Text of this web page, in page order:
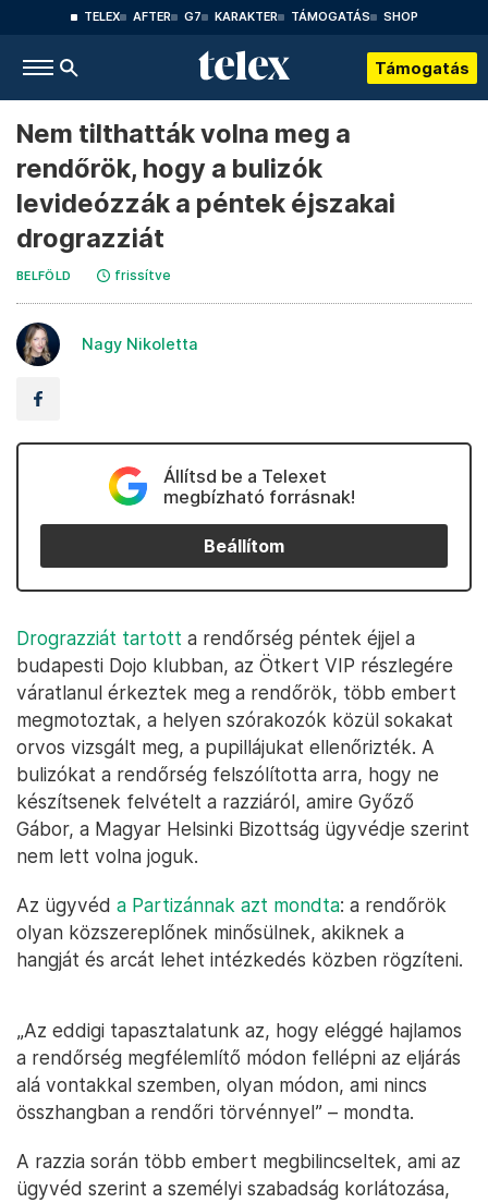
TELEX AFTER G7 KARAKTER TÁMOGATÁS SHOP
Támogatás
Nem tilthatták volna meg a
rendőrök, hogy a bulizók
levideózzák a péntek éjszakai
drograzziát
BELFÖLD frissítve
Nagy Nikoletta
Állítsd be a Telexet
megbízható forrásnak!
Beállítom
Drograzziát tartott a rendőrség péntek éjjel a
budapesti Dojo klubban, az Ötkert VIP részlegére
váratlanul érkeztek meg a rendőrök, több embert
megmotoztak, a helyen szórakozók közül sokakat
orvos vizsgált meg, a pupillájukat ellenőrizték. A
bulizókat a rendőrség felszólította arra, hogy ne
készítsenek felvételt a razziáról, amire Győző
Gábor, a Magyar Helsinki Bizottság ügyvédje szerint
nem lett volna joguk.
Az ügyvéd a Partizánnak azt mondta: a rendőrök
olyan közszereplőnek minősülnek, akiknek a
hangját és arcát lehet intézkedés közben rögzíteni.
„Az eddigi tapasztalatunk az, hogy eléggé hajlamos
a rendőrség megfélemlítő módon fellépni az eljárás
alá vontakkal szemben, olyan módon, ami nincs
összhangban a rendőri törvénnyel” – mondta.
A razzia során több embert megbilincseltek, ami az
ügyvéd szerint a személyi szabadság korlátozása,